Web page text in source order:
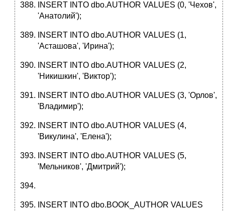
INSERT INTO dbo.AUTHOR VALUES (0, 'Чехов',
'Анатолий');
INSERT INTO dbo.AUTHOR VALUES (1,
'Асташова', 'Ирина');
INSERT INTO dbo.AUTHOR VALUES (2,
'Никишкин', 'Виктор');
INSERT INTO dbo.AUTHOR VALUES (3, 'Орлов',
'Владимир');
INSERT INTO dbo.AUTHOR VALUES (4,
'Викулина', 'Елена');
INSERT INTO dbo.AUTHOR VALUES (5,
'Мельников', 'Дмитрий');
INSERT INTO dbo.BOOK_AUTHOR VALUES